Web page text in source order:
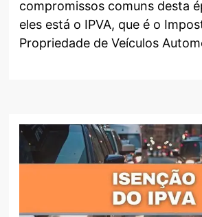
compromissos comuns desta
eles está o IPVA, que é o
Propriedade de Veículos